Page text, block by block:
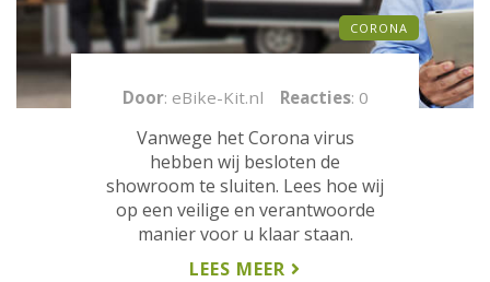
CORONA
Door: eBike-Kit.nl Reacties: 0
Vanwege het Corona virus
hebben wij besloten de
showroom te sluiten. Lees hoe wij
op een veilige en verantwoorde
manier voor u klaar staan.
LEES MEER